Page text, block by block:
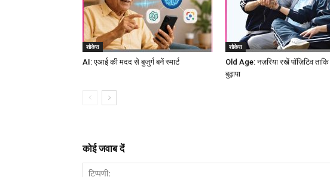
शोकेस
AI: एआई की मदद से बुजुर्ग बनें स्मार्ट
शोकेस
Old Age: नज़रिया रखें पॉज़िटिव
बुढ़ापा
कोई जवाब दें